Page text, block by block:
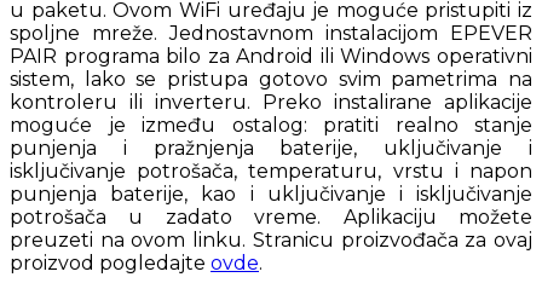
u paketu. Ovom WiFi uređaju je moguće pristupiti iz
spoljne mreže. Jednostavnom instalacijom EPEVER
PAIR programa bilo za Android ili Windows operativni
sistem, lako se pristupa gotovo svim pametrima na
kontroleru ili inverteru. Preko instalirane aplikacije
moguće je između ostalog: pratiti realno stanje
punjenja i pražnjenja baterije, uključivanje i
isključivanje potrošača, temperaturu, vrstu i napon
punjenja baterije, kao i uključivanje i isključivanje
potrošača u zadato vreme. Aplikaciju možete
preuzeti na ovom linku. Stranicu proizvođača za ovaj
proizvod pogledajte ovde.